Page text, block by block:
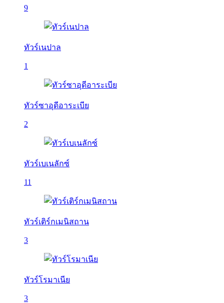
9
ทัวร์เนปาล
1
ทัวร์ซาอุดีอาระเบีย
2
ทัวร์เบเนลักซ์
11
ทัวร์เติร์กเมนิสถาน
3
ทัวร์โรมาเนีย
3